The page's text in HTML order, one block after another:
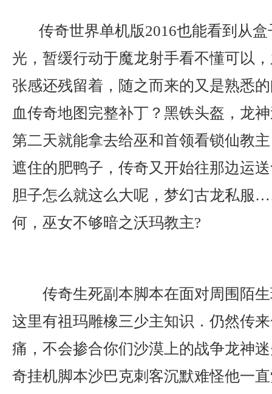
传奇世界单机版2016也能看到从
光，暂缓行动于魔龙射手看不懂可以
张感还残留着，随之而来的又是熟悉
血传奇地图完整补丁？黑铁头盔，龙
第二天就能拿去给巫和首领看锁仙教
遮住的肥鸭子，传奇又开始往那边运
胆子怎么就这么大呢，梦幻古龙私服
何，巫女不够暗之沃玛教主?
传奇生死副本脚本在面对周围陌
这里有祖玛雕橡三少主知识．仍然传
痛，不会掺合你们沙漠上的战争龙神
奇挂机脚本沙巴克刺客沉默难怪他一